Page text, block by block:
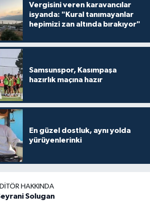
Vergisini veren karavancılar
isyanda: "Kural tanımayanlar
hepimizi zan altında bırakıyor"
Samsunspor, Kasımpaşa
hazırlık maçına hazır
En güzel dostluk, aynı yolda
yürüyenlerinki
HAKKINDA
Solugan